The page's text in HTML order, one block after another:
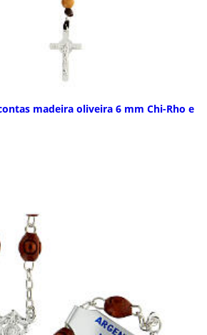
madeira oliveira 6 mm Chi-Rho e